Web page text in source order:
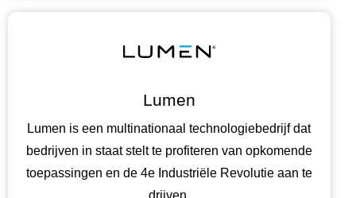
Lumen
Lumen is een multinationaal technologiebedrijf dat
bedrijven in staat stelt te profiteren van opkomende
toepassingen en de 4e Industriële Revolutie aan te
drijven.